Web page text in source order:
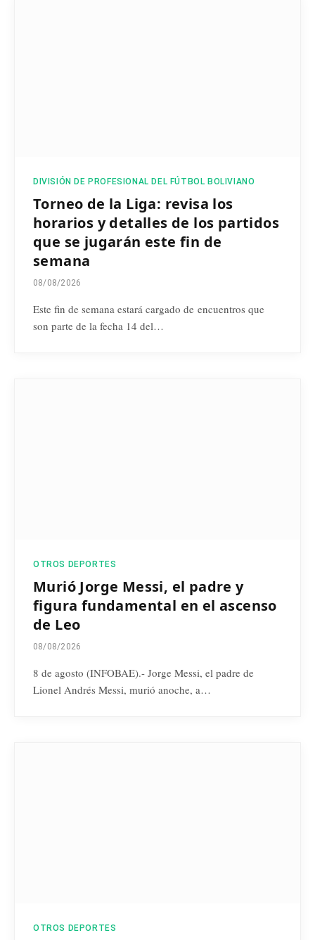
DIVISIÓN DE PROFESIONAL DEL FÚTBOL BOLIVIANO
Torneo de la Liga: revisa los
horarios y detalles de los partidos
que se jugarán este fin de
semana
08/08/2026
Este fin de semana estará cargado de encuentros que
son parte de la fecha 14 del…
OTROS DEPORTES
Murió Jorge Messi, el padre y
figura fundamental en el ascenso
de Leo
08/08/2026
8 de agosto (INFOBAE).- Jorge Messi, el padre de
Lionel Andrés Messi, murió anoche, a…
OTROS DEPORTES